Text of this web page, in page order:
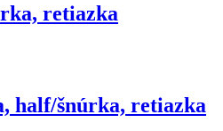
retiazka
half/šnúrka, retiazka